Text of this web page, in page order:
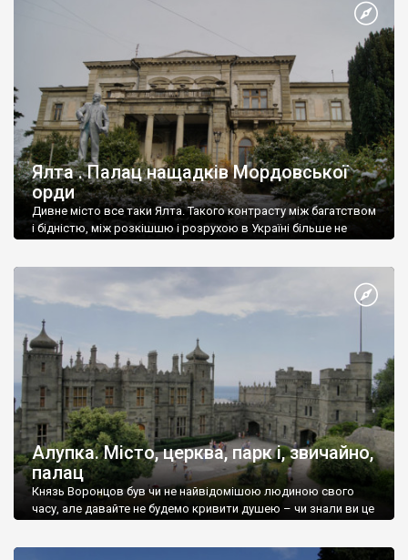
Ялта . Палац нащадків Мордовської
орди
Дивне місто все таки Ялта. Такого контрасту між багатством
і бідністю, між розкішшю і розрухою в Україні більше не
Алупка. Місто, церква, парк і, звичайно,
палац
Князь Воронцов був чи не найвідомішою людиною свого
часу, але давайте не будемо кривити душею – чи знали ви це